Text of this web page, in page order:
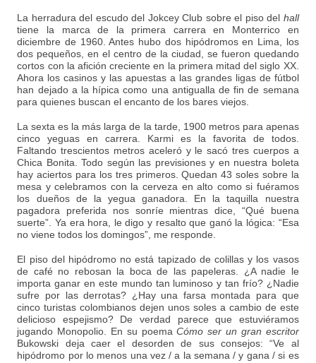
La herradura del escudo del Jokcey Club sobre el piso del hall
tiene la marca de la primera carrera en Monterrico en
diciembre de 1960. Antes hubo dos hipódromos en Lima, los
dos pequeños, en el centro de la ciudad, se fueron quedando
cortos con la afición creciente en la primera mitad del siglo XX.
Ahora los casinos y las apuestas a las grandes ligas de fútbol
han dejado a la hípica como una antigualla de fin de semana
para quienes buscan el encanto de los bares viejos.
La sexta es la más larga de la tarde, 1900 metros para apenas
cinco yeguas en carrera. Karmi es la favorita de todos.
Faltando trescientos metros aceleró y le sacó tres cuerpos a
Chica Bonita. Todo según las previsiones y en nuestra boleta
hay aciertos para los tres primeros. Quedan 43 soles sobre la
mesa y celebramos con la cerveza en alto como si fuéramos
los dueños de la yegua ganadora. En la taquilla nuestra
pagadora preferida nos sonríe mientras dice, “Qué buena
suerte”. Ya era hora, le digo y resalto que ganó la lógica: “Esa
no viene todos los domingos”, me responde.
El piso del hipódromo no está tapizado de colillas y los vasos
de café no rebosan la boca de las papeleras. ¿A nadie le
importa ganar en este mundo tan luminoso y tan frío? ¿Nadie
sufre por las derrotas? ¿Hay una farsa montada para que
cinco turistas colombianos dejen unos soles a cambio de este
delicioso espejismo? De verdad parece que estuviéramos
jugando Monopolio. En su poemaCómo ser un gran escritor
Bukowski deja caer el desorden de sus consejos: “Ve al
hipódromo por lo menos una vez / a la semana / y gana / si es